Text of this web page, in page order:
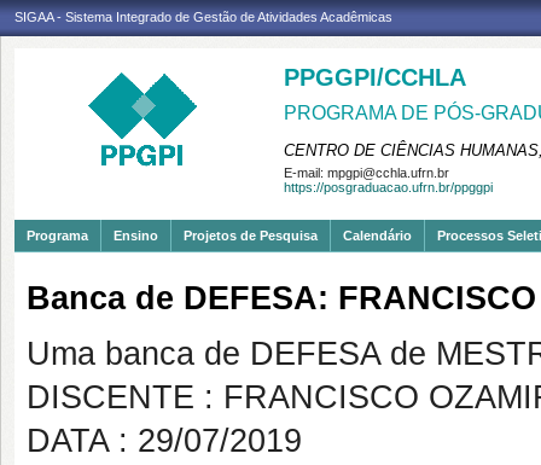
SIGAA - Sistema Integrado de Gestão de Atividades Acadêmicas
PPGGPI/CCHLA
PROGRAMA DE PÓS-
CENTRO DE CIÊNCIAS
E-mail: mpgpi@cchla.ufrn.br
https://posgraduacao.ufrn.br/ppggpi
Programa Ensino Projetos de Pesquisa Calendário Processos
Banca de DEFESA:
Uma banca de DEFESA de
DISCENTE : FRANCISCO
DATA : 29/07/2019